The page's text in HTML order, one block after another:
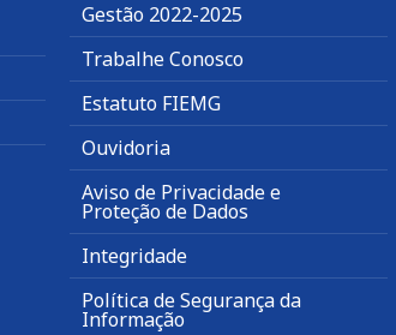
Gestão 2022-2025
Trabalhe Conosco
Estatuto FIEMG
Ouvidoria
Aviso de Privacidade e
Proteção de Dados
Integridade
Política de Segurança da
Informação